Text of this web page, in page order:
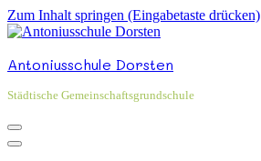
Zum Inhalt springen (Eingabetaste drücken)
Antoniusschule Dorsten
Städtische Gemeinschaftsgrundschule